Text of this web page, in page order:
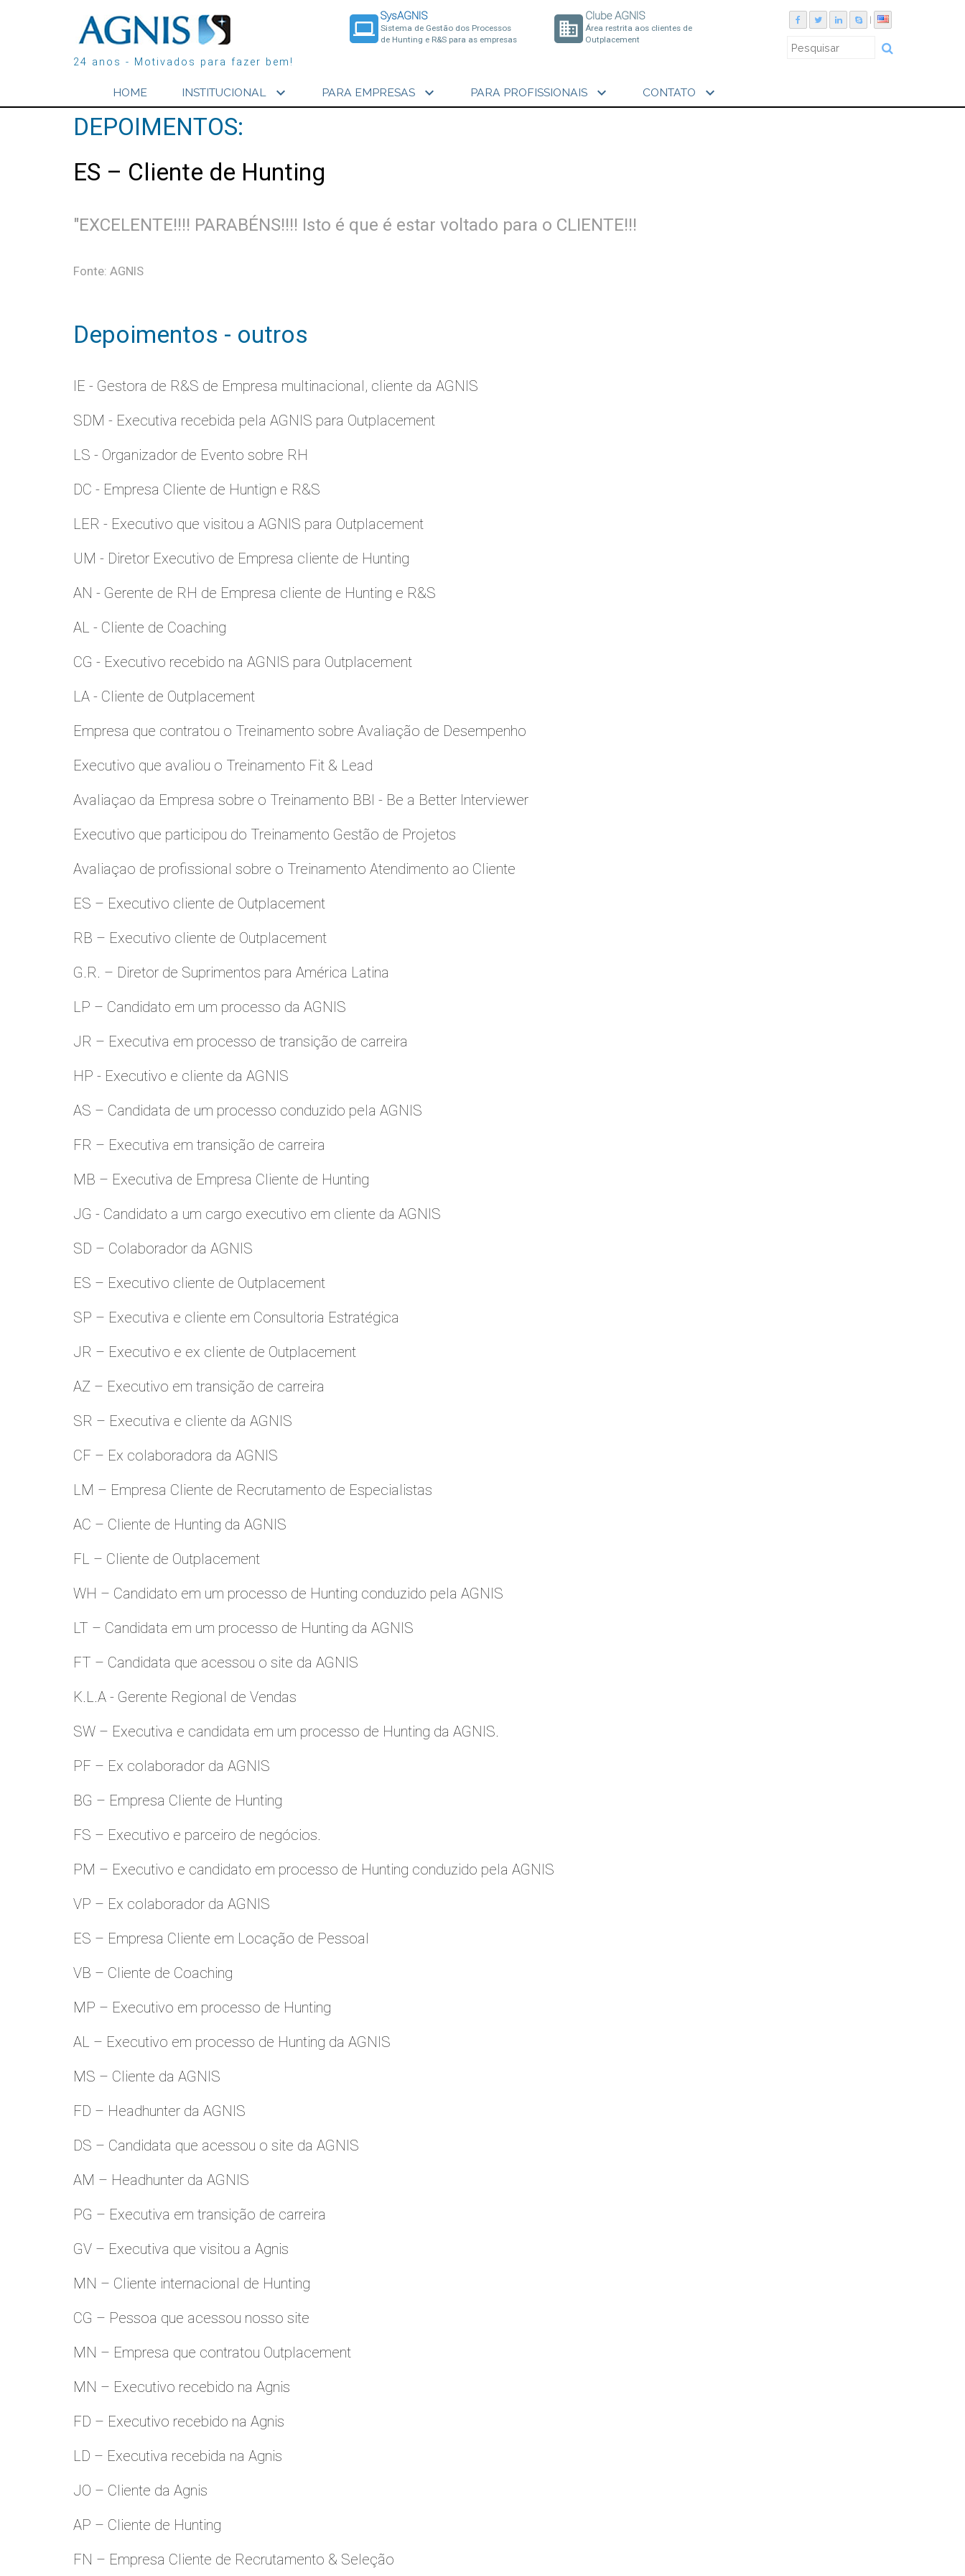
24 anos - Motivados para fazer bem!
laptop
SysAGNIS
Sistema de Gestão dos Processos
de Hunting e R&S para as empresas
business
Clube AGNIS
Área restrita aos clientes de
Outplacement
HOME INSTITUCIONAL expand_more PARA EMPRESAS expand_more PARA PROFISSIONAIS expand_more CONTATO expand_more
DEPOIMENTOS:
ES – Cliente de Hunting
"EXCELENTE!!!! PARABÉNS!!!! Isto é que é estar voltado para o CLIENTE!!!
Fonte: AGNIS
Depoimentos - outros
IE - Gestora de R&S de Empresa multinacional, cliente da AGNIS
SDM - Executiva recebida pela AGNIS para Outplacement
LS - Organizador de Evento sobre RH
DC - Empresa Cliente de Huntign e R&S
LER - Executivo que visitou a AGNIS para Outplacement
UM - Diretor Executivo de Empresa cliente de Hunting
AN - Gerente de RH de Empresa cliente de Hunting e R&S
AL - Cliente de Coaching
CG - Executivo recebido na AGNIS para Outplacement
LA - Cliente de Outplacement
Empresa que contratou o Treinamento sobre Avaliação de Desempenho
Executivo que avaliou o Treinamento Fit & Lead
Avaliaçao da Empresa sobre o Treinamento BBI - Be a Better Interviewer
Executivo que participou do Treinamento Gestão de Projetos
Avaliaçao de profissional sobre o Treinamento Atendimento ao Cliente
ES – Executivo cliente de Outplacement
RB – Executivo cliente de Outplacement
G.R. – Diretor de Suprimentos para América Latina
LP – Candidato em um processo da AGNIS
JR – Executiva em processo de transição de carreira
HP - Executivo e cliente da AGNIS
AS – Candidata de um processo conduzido pela AGNIS
FR – Executiva em transição de carreira
MB – Executiva de Empresa Cliente de Hunting
JG - Candidato a um cargo executivo em cliente da AGNIS
SD – Colaborador da AGNIS
ES – Executivo cliente de Outplacement
SP – Executiva e cliente em Consultoria Estratégica
JR – Executivo e ex cliente de Outplacement
AZ – Executivo em transição de carreira
SR – Executiva e cliente da AGNIS
CF – Ex colaboradora da AGNIS
LM – Empresa Cliente de Recrutamento de Especialistas
AC – Cliente de Hunting da AGNIS
FL – Cliente de Outplacement
WH – Candidato em um processo de Hunting conduzido pela AGNIS
LT – Candidata em um processo de Hunting da AGNIS
FT – Candidata que acessou o site da AGNIS
K.L.A - Gerente Regional de Vendas
SW – Executiva e candidata em um processo de Hunting da AGNIS.
PF – Ex colaborador da AGNIS
BG – Empresa Cliente de Hunting
FS – Executivo e parceiro de negócios.
PM – Executivo e candidato em processo de Hunting conduzido pela AGNIS
VP – Ex colaborador da AGNIS
ES – Empresa Cliente em Locação de Pessoal
VB – Cliente de Coaching
MP – Executivo em processo de Hunting
AL – Executivo em processo de Hunting da AGNIS
MS – Cliente da AGNIS
FD – Headhunter da AGNIS
DS – Candidata que acessou o site da AGNIS
AM – Headhunter da AGNIS
PG – Executiva em transição de carreira
GV – Executiva que visitou a Agnis
MN – Cliente internacional de Hunting
CG – Pessoa que acessou nosso site
MN – Empresa que contratou Outplacement
MN – Executivo recebido na Agnis
FD – Executivo recebido na Agnis
LD – Executiva recebida na Agnis
JO – Cliente da Agnis
AP – Cliente de Hunting
FN – Empresa Cliente de Recrutamento & Seleção